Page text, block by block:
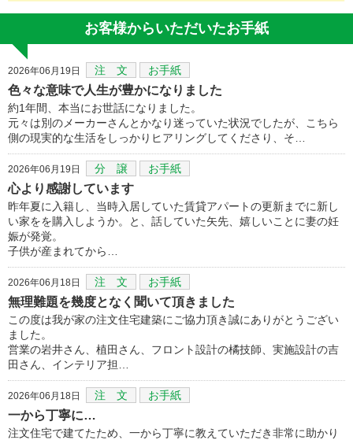
お客様からいただいたお手紙
2026年06月19日 注 文 お手紙
色々な意味で人生が豊かになりました
約1年間、本当にお世話になりました。
元々は別のメーカーさんとかなり迷っていた状況でしたが、こちら
側の現実的な生活をしっかりヒアリングしてくださり、そ…
2026年06月19日 分 譲 お手紙
心より感謝しています
昨年夏に入籍し、当時入居していた賃貸アパートの更新までに新し
い家をを購入しようか。と、話していた矢先、嬉しいことに妻の妊
娠が発覚。
子供が産まれてから…
2026年06月18日 注 文 お手紙
無理難題を幾度となく聞いて頂きました
この度は我が家の注文住宅建築にご協力頂き誠にありがとうござい
ました。
営業の岩井さん、植田さん、フロント設計の橘技師、実施設計の吉
田さん、インテリア担…
2026年06月18日 注 文 お手紙
一から丁寧に…
注文住宅で建てたため、一から丁寧に教えていただき非常に助かり